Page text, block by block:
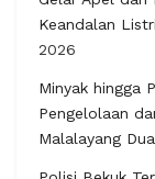
Keandalan
2026
Minyak hingga
Pengelolaan
Malalayang Dua